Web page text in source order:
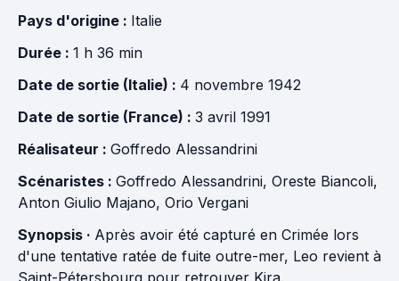
Pays d'origine : Italie
Durée : 1 h 36 min
Date de sortie (Italie) : 4 novembre 1942
Date de sortie (France) : 3 avril 1991
Réalisateur : Goffredo Alessandrini
Scénaristes : Goffredo Alessandrini, Oreste Biancoli,
Anton Giulio Majano, Orio Vergani
Synopsis · Après avoir été capturé en Crimée lors
d'une tentative ratée de fuite outre-mer, Leo revient à
Saint-Pétersbourg pour retrouver Kira.